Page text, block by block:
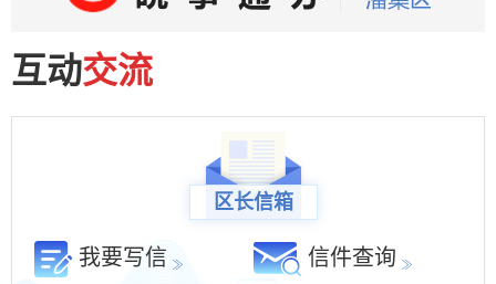
区医疗保障局
互动交流
区长信箱
我要写信 信件查询